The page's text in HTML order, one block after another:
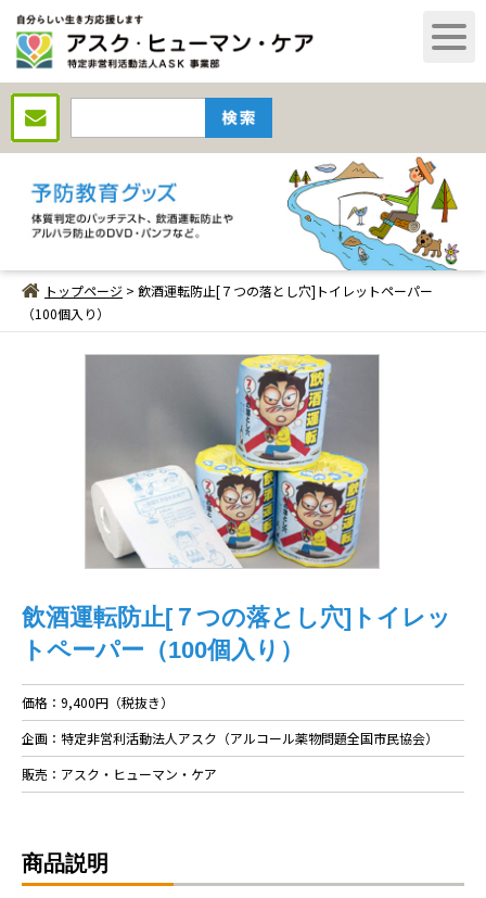
トップページ > 飲酒運転防止[７つの落とし穴]トイレットペーパー
（100個入り）
飲酒運転防止[７つの落とし穴]トイレッ
トペーパー（100個入り）
価格：9,400円（税抜き）
企画：特定非営利活動法人アスク（アルコール薬物問題全国市民協会）
販売：アスク・ヒューマン・ケア
商品説明